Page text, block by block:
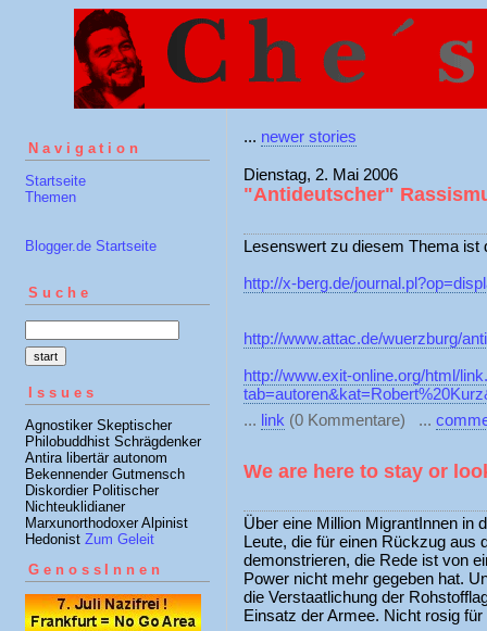
Navigation
Startseite
Themen
Blogger.de Startseite
Suche
Issues
Agnostiker Skeptischer
Philobuddhist Schrägdenker
Antira libertär autonom
Bekennender Gutmensch
Diskordier Politischer
Nichteuklidianer
Marxunorthodoxer Alpinist
Hedonist Zum Geleit
GenossInnen
... newer stories
Dienstag, 2. Mai 2006
"Antideutscher"
Lesenswert zu diesem Thema ist
http://x-berg.de/
http://www.attac.de/wuerzburg/
http://www.exit-online.org/html/
... link (0 Kommentare) ...
We are here to stay or
Über eine Million MigrantInnen in
Leute, die für einen Rückzug aus
demonstrieren, die Rede ist von
Power nicht mehr gegeben hat.
die Verstaatlichung der
Einsatz der Armee. Nicht rosig